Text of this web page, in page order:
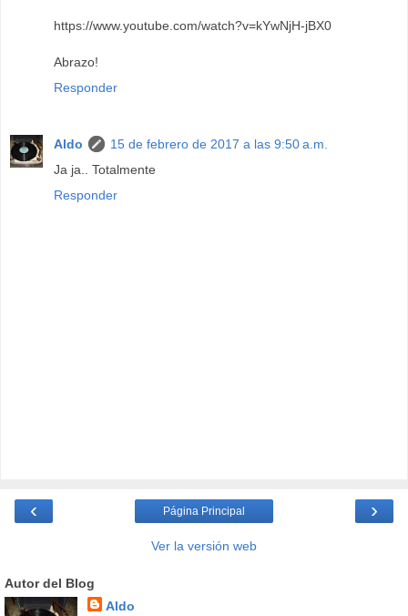
https://www.youtube.com/watch?v=kYwNjH-jBX0
Abrazo!
Responder
Aldo
15 de febrero de 2017 a las 9:50 a.m.
Ja ja.. Totalmente
Responder
‹ ›
Página Principal
Ver la versión web
Autor del Blog
Aldo